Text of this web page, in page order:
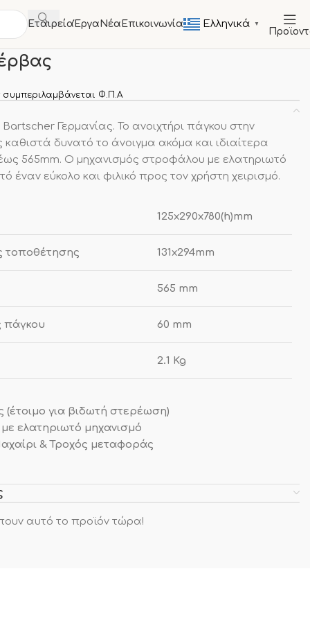
Εταιρεία Έργα Νέα Επικοινωνία Ελληνικά ▼
Φ.Π.Α
Bartscher Γερμανίας. Το ανοιχτήρι πάγκου στην
δυνατό το άνοιγμα ακόμα και ιδιαίτερα
565mm. Ο μηχανισμός στροφάλου με ελατηριωτό
έναν εύκολο και φιλικό προς τον χρήστη χειρισμό.
125x290x780(h)mm
τοποθέτησης 131x294mm
565 mm
πάγκου 60 mm
2.1 Kg
για βιδωτή στερέωση)
ελατηριωτό μηχανισμό
& Τροχός μεταφοράς
αυτό το προϊόν τώρα!